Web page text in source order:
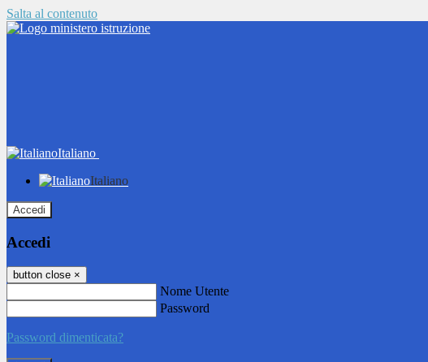
Salta al contenuto
Italiano
Italiano
Accedi
Accedi
button close ×
Nome Utente
Password
Password dimenticata?